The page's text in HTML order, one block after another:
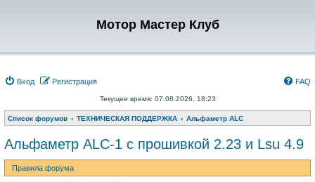
Мотор Мастер Клуб
Вход Регистрация FAQ
Текущее время: 07.08.2026, 18:23
Список форумов ТЕХНИЧЕСКАЯ ПОДДЕРЖКА Альфаметр ALC
Альфаметр ALC-1 с прошивкой 2.23 и Lsu 4.9
Правила форума